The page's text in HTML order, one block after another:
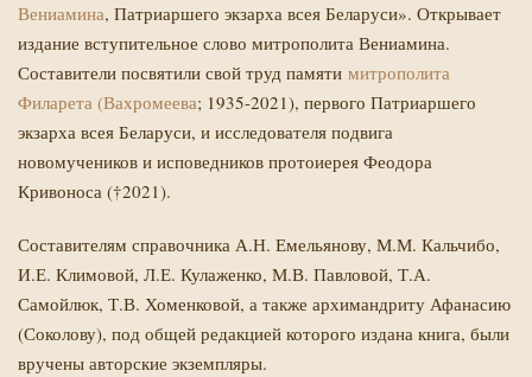
Вениамина, Патриаршего экзарха всея Беларуси». Открывает
издание вступительное слово митрополита Вениамина.
Составители посвятили свой труд памяти митрополита
Филарета (Вахромеева; 1935-2021), первого Патриаршего
экзарха всея Беларуси, и исследователя подвига
новомучеников и исповедников протоиерея Феодора
Кривоноса (†2021).
Составителям справочника А.Н. Емельянову, М.М. Кальчибо,
И.Е. Климовой, Л.Е. Кулаженко, М.В. Павловой, Т.А.
Самойлюк, Т.В. Хоменковой, а также архимандриту Афанасию
(Соколову), под общей редакцией которого издана книга, были
вручены авторские экземпляры.